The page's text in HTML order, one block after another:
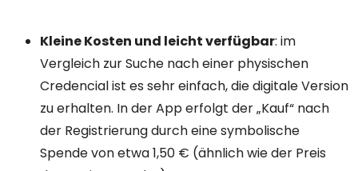
Kleine Kosten und leicht verfügbar: im
Vergleich zur Suche nach einer physischen
Credencial ist es sehr einfach, die digitale Version
zu erhalten. In der App erfolgt der „Kauf“ nach
der Registrierung durch eine symbolische
Spende von etwa 1,50 € (ähnlich wie der Preis